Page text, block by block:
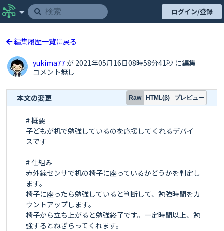
ログイン/登録
編集履歴一覧に戻る
yukima77が 2021年05月16日08時58分41秒 に編集
コメント無し
本文の変更 Raw HTML(β) プレビュー
# 概要
子どもが机で勉強しているのを応援してくれるデバイ
スです
# 仕組み
赤外線センサで机の椅子に座っているかどうかを判定し
ます。
椅子に座ったら勉強していると判断して、勉強時間をカ
ウントアップします。
椅子から立ち上がると勉強終了です。一定時間以上、勉
強するとねぎらってくれます。